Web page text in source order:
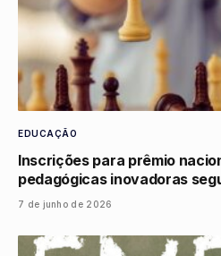
EDUCAÇÃO
Inscrições para prêmio
pedagógicas inovadoras
7 de junho de 2026